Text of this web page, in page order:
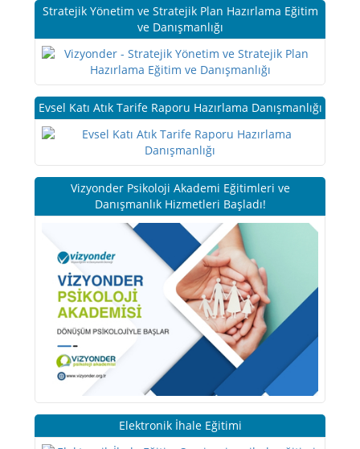
Stratejik Yönetim ve Stratejik Plan Hazırlama Eğitim
ve Danışmanlığı
Evsel Katı Atık Tarife Raporu Hazırlama Danışmanlığı
Vizyonder Psikoloji Akademi Eğitimleri ve
Danışmanlık Hizmetleri Başladı!
Elektronik İhale Eğitimi